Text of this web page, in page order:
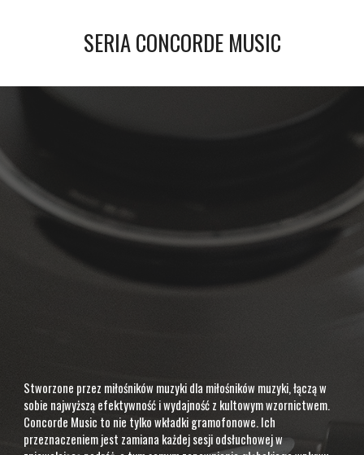
SERIA CONCORDE MUSIC
Stworzone przez miłośników muzyki dla miłośników muzyki, łączą w
sobie najwyższą efektywność i wydajność z kultowym wzornictwem.
Concorde Music to nie tylko wkładki gramofonowe. Ich
przeznaczeniem jest zamiana każdej sesji odsłuchowej w